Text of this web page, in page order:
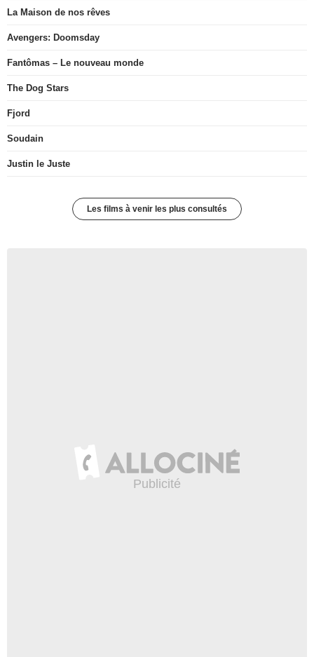
La Maison de nos rêves
Avengers: Doomsday
Fantômas – Le nouveau monde
The Dog Stars
Fjord
Soudain
Justin le Juste
Les films à venir les plus consultés